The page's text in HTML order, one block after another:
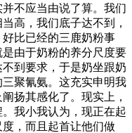
不应当由说了算。我们
高，我们底子达不到，
比已经的三鹿奶粉事
由于奶粉的养分尺度要
到要求，于是奶坐跟奶
聚氰氨。这充实申明我
扬其感化了。现实上，
我小我认为，现正在起
，而且起首让他们做